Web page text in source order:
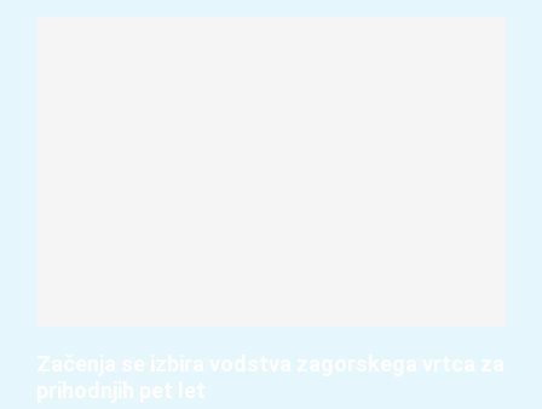
Začenja se izbira vodstva zagorskega vrtca za
prihodnjih pet let